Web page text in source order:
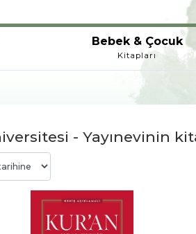
Bebek & Çocuk
Kitapları
- Yayınevinin